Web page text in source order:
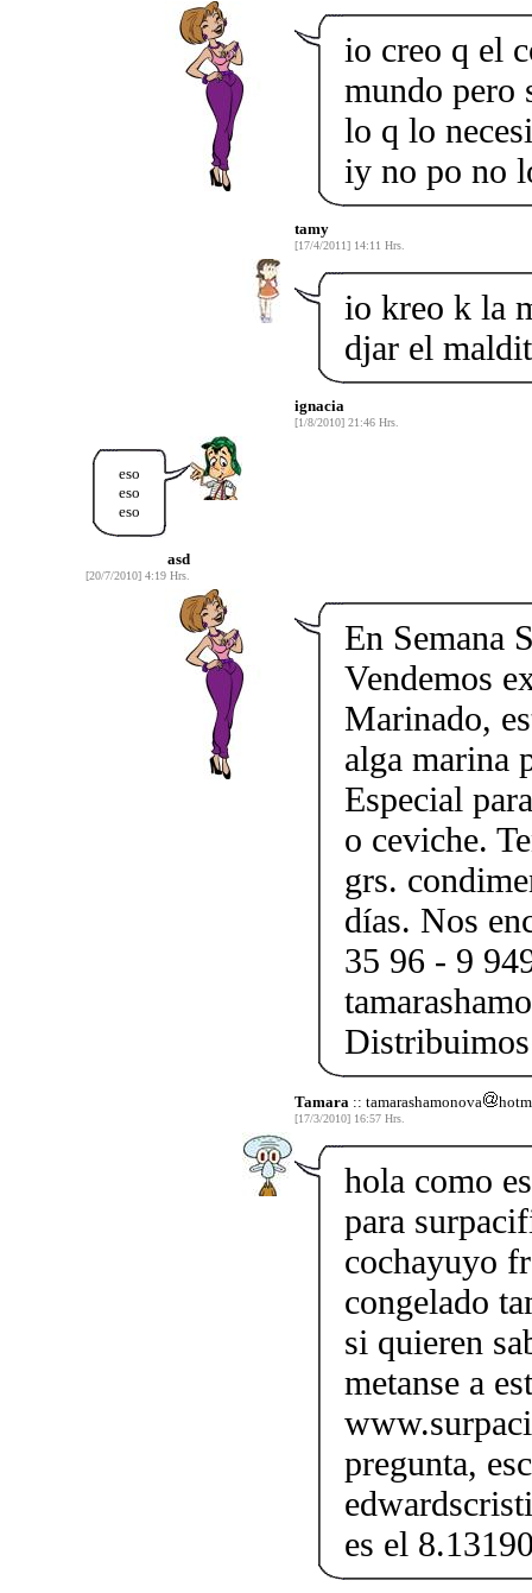
io creo q el
mundo pero
lo q lo
iy no po no
tamy
[17/4/2011] 14:11 Hrs.
io kreo k la
djar el
ignacia
[1/8/2010] 21:46 Hrs.
eso
eso
eso
asd
[20/7/2010] 4:19 Hrs.
En Semana
Vendemos
Marinado,
alga marina
Especial
o ceviche.
grs.
días. Nos
35 96 - 9
Distribuimos
Tamara :: tamarashamonova
[17/3/2010] 16:57 Hrs.
hola como
para
cochayuyo
congelado
si quieren
metanse a
pregunta,
es el